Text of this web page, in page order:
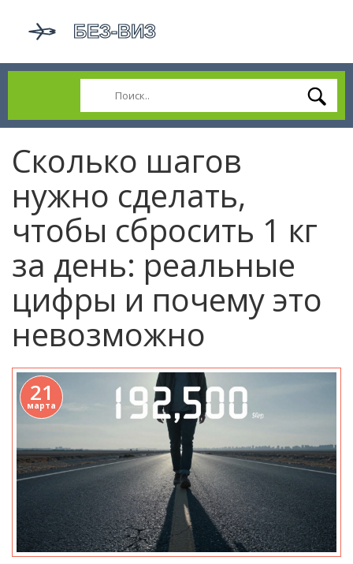
Сколько шагов
нужно сделать,
чтобы сбросить 1 кг
за день: реальные
цифры и почему это
невозможно
21
марта